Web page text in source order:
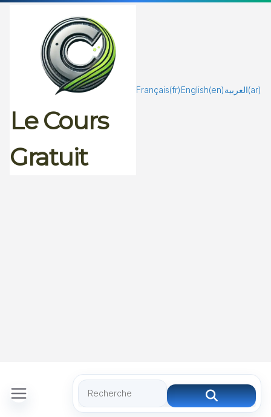
Le Cours
Gratuit
Français(fr) English(en)العربية(ar)